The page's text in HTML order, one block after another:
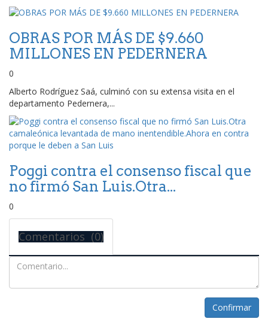
OBRAS POR MÁS DE $9.660
MILLONES EN PEDERNERA
0
Alberto Rodríguez Saá, culminó con su extensa visita en el
departamento Pedernera,...
Poggi contra el consenso fiscal que
no firmó San Luis.Otra...
0
Comentarios (0)
Confirmar